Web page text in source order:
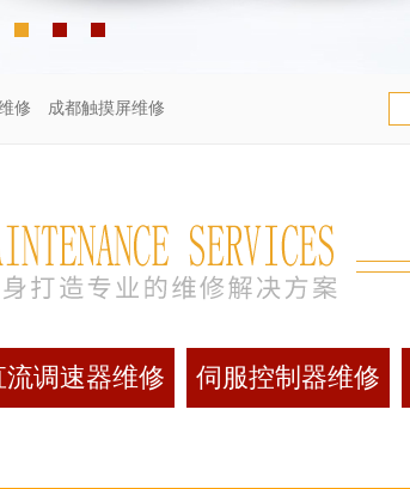
修 成都触摸屏维修
流调速器维修 伺服控制器维修